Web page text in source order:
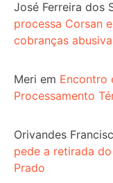
José Ferreira dos
processa Corsan
cobranças
Meri em Encontro
Processamento
Orivandes
pede a retirada
Prado